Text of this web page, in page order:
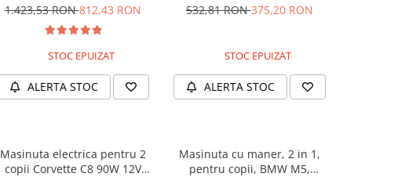
1.423,53 RON812,43 RON
STOC EPUIZAT
ALERTA STOC
532,81 RON375,20 RON
STOC EPUIZAT
ALERTA STOC
Masinuta electrica pentru 2
copii Corvette C8 90W 12V
Masinuta cu maner, 2 in 1,
pentru copii, BMW M5,